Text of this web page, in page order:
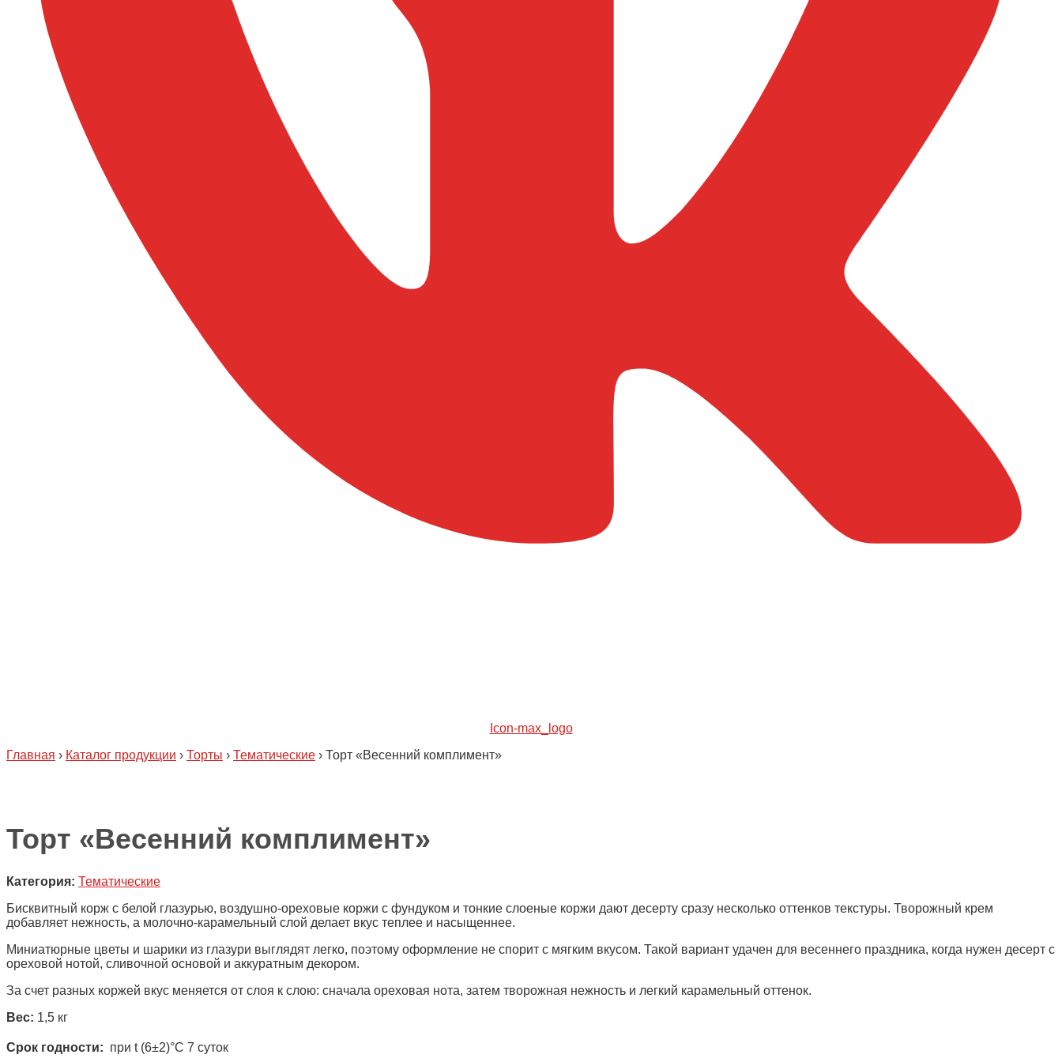
Icon-max_logo
Главная › Каталог продукции › Торты › Тематические › Торт «Весенний комплимент»
Торт «Весенний комплимент»
Категория: Тематические
Бисквитный корж с белой глазурью, воздушно-ореховые коржи с фундуком и тонкие слоеные коржи дают десерту сразу несколько оттенков текстуры. Творожный крем
добавляет нежность, а молочно-карамельный слой делает вкус теплее и насыщеннее.
Миниатюрные цветы и шарики из глазури выглядят легко, поэтому оформление не спорит с мягким вкусом. Такой вариант удачен для весеннего праздника, когда нужен десерт с
ореховой нотой, сливочной основой и аккуратным декором.
За счет разных коржей вкус меняется от слоя к слою: сначала ореховая нота, затем творожная нежность и легкий карамельный оттенок.
Вес: 1,5 кг
Срок годности: при t (6±2)°С 7 суток